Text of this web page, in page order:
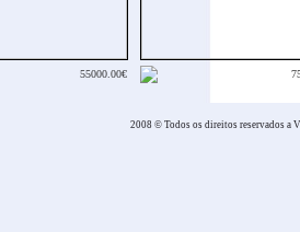
55000.00€
2008 © Todos os direitos reservados a